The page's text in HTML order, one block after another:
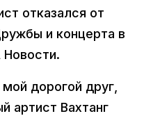
отказался от
и концерта в
дорогой друг,
артист Вахтанг